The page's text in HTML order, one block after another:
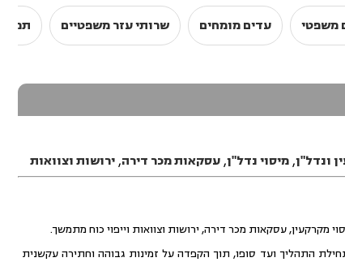
משפטי עדים מומחים שרותי עזר משפטיים
ונדל"ן,מיסוי נדל"ן,עסקאות מכר דירה,ירושות וצוואות
עסקאות מכר דירה, ירושות וצוואות וייפוי כוח מתמשך.
התהליך ועד סופו, תוך הקפדה על זמינות גבוהה וחתירה עקשנית